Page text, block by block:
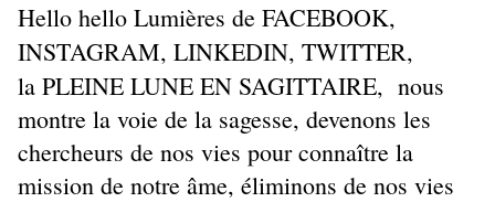
Hello hello Lumières de FACEBOOK,
INSTAGRAM, LINKEDIN, TWITTER,
la PLEINE LUNE EN SAGITTAIRE, nous
montre la voie de la sagesse, devenons les
chercheurs de nos vies pour connaître la
mission de notre âme, éliminons de nos vies